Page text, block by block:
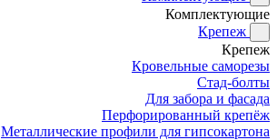
Комплектующие
Крепеж
Крепеж
Кровельные саморезы
Стад-болты
Для забора и фасада
Перфорированный крепёж
Металлические профили для гипсокартона